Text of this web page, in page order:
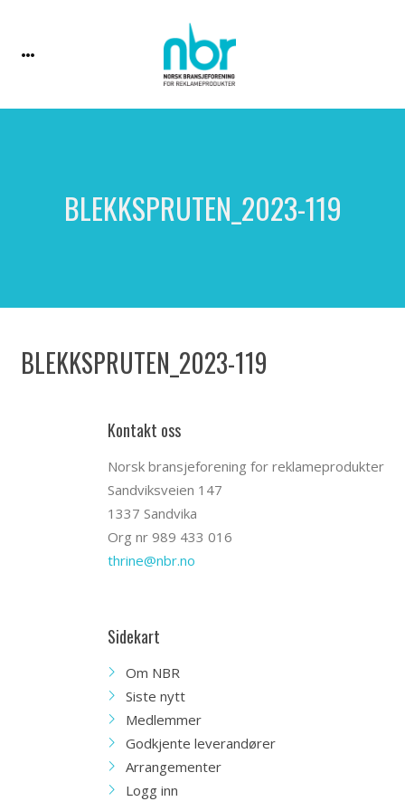
BLEKKSPRUTEN_2023-119
BLEKKSPRUTEN_2023-119
Kontakt oss
Norsk bransjeforening for reklameprodukter
Sandviksveien 147
1337 Sandvika
Org nr 989 433 016
thrine@nbr.no
Sidekart
Om NBR
Siste nytt
Medlemmer
Godkjente leverandører
Arrangementer
Logg inn